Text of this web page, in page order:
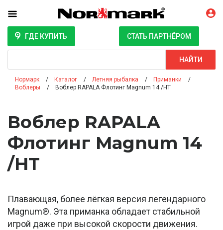
ГДЕ КУПИТЬ СТАТЬ ПАРТНЁРОМ
НАЙТИ
Нормарк Каталог Летняя рыбалка
Приманки
Воблеры
Воблер RAPALA Флотинг Magnum 14 /HT
Воблер RAPALA
Флотинг Magnum 14
/HT
Плавающая, более лёгкая версия легендарного
Magnum®. Эта приманка обладает стабильной
игрой даже при высокой скорости движения.